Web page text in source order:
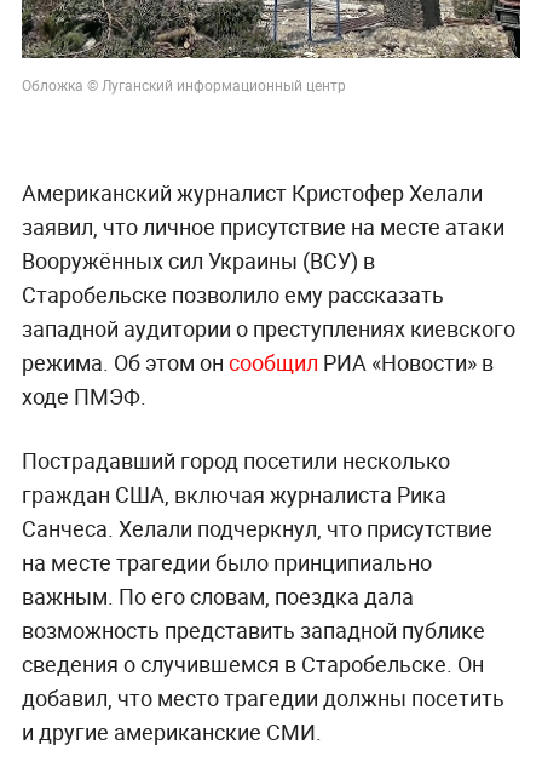
Обложка © Луганский информационный центр
Американский журналист Кристофер Хелали
заявил, что личное присутствие на месте атаки
Вооружённых сил Украины (ВСУ) в
Старобельске позволило ему рассказать
западной аудитории о преступлениях киевского
режима. Об этом он сообщил РИА «Новости» в
ходе ПМЭФ.
Пострадавший город посетили несколько
граждан США, включая журналиста Рика
Санчеса. Хелали подчеркнул, что присутствие
на месте трагедии было принципиально
важным. По его словам, поездка дала
возможность представить западной публике
сведения о случившемся в Старобельске. Он
добавил, что место трагедии должны посетить
и другие американские СМИ.